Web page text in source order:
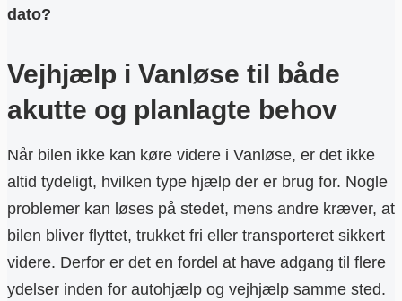
dato?
Vejhjælp i Vanløse til både
akutte og planlagte behov
Når bilen ikke kan køre videre i Vanløse, er det ikke
altid tydeligt, hvilken type hjælp der er brug for. Nogle
problemer kan løses på stedet, mens andre kræver, at
bilen bliver flyttet, trukket fri eller transporteret sikkert
videre. Derfor er det en fordel at have adgang til flere
ydelser inden for autohjælp og vejhjælp samme sted.